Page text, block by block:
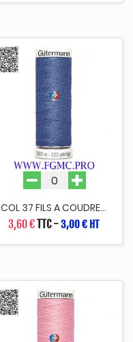
COL 37 FILS A COUDRE...
3,60 €TTC-3,00 € HT